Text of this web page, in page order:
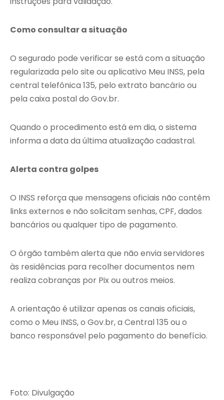
Como consultar a situação
O segurado pode verificar se está com a situação
regularizada pelo site ou aplicativo Meu INSS, pela
central telefônica 135, pelo extrato bancário ou
pela caixa postal do Gov.br.
Quando o procedimento está em dia, o sistema
informa a data da última atualização cadastral.
Alerta contra golpes
O INSS reforça que mensagens oficiais não contêm
links externos e não solicitam senhas, CPF, dados
bancários ou qualquer tipo de pagamento.
O órgão também alerta que não envia servidores
às residências para recolher documentos nem
realiza cobranças por Pix ou outros meios.
A orientação é utilizar apenas os canais oficiais,
como o Meu INSS, o Gov.br, a Central 135 ou o
banco responsável pelo pagamento do benefício.
Foto: Divulgação